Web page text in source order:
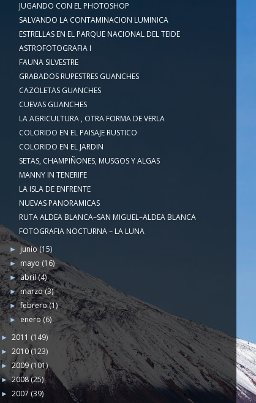
JUGANDO CON EL PHOTOSHOP
SALVANDO LA CONTAMINACION LUMINICA
ESTRELLAS EN EL PARQUE NACIONAL DEL TEIDE
ASTROFOTOGRAFIA I
FAUNA SILVESTRE
GRABADOS RUPESTRES GUANCHES
CAZOLETAS GUANCHES
CUEVAS GUANCHES
LA AGRICULTURA , OTRA FORMA DE VERLA
COLORIDO EN EL PAISAJE RUSTICO
COLORIDO EN EL JARDIN
SETAS, CHAMPIÑONES, MUSGOS Y ALGAS
MANNY IN TENERIFE
LA ISLA DE ENFRENTE
NUEVAS PANORAMICAS
RUTA ALDEA BLANCA–SAN MIGUEL–ALDEA BLANCA
FOTOGRAFIA NOCTURNA – LA LUNA
► junio(15)
► mayo (16)
►abril(4)
►marzo(3)
►febrero(1)
►enero(6)
► 2011 (149)
► 2010(123)
►2009(101)
►2008(25)
► 2007(39)